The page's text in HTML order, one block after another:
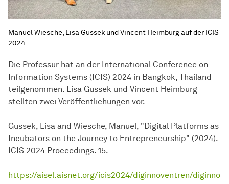
Manuel Wiesche, Lisa Gussek und Vincent Heimburg auf der ICIS
2024
Die Professur hat an der International Conference on
Information Systems (ICIS) 2024 in Bangkok, Thailand
teilgenommen. Lisa Gussek und Vincent Heimburg
stellten zwei Veröffentlichungen vor.
Gussek, Lisa and Wiesche, Manuel, "Digital Platforms as
Incubators on the Journey to Entrepreneurship" (2024).
ICIS 2024 Proceedings. 15.
https://aisel.aisnet.org/icis2024/diginnoventren/diginno